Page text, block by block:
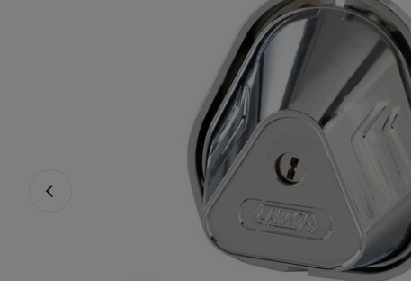
Vorheriges Foto